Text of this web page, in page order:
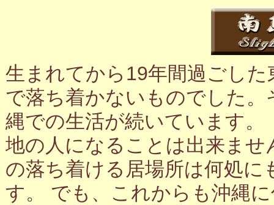
生まれてから19年間過ごし
で落ち着かないものでした
縄での生活が続いています
地の人になることは出来ま
の落ち着ける居場所は何処
す。 でも、これからも沖縄